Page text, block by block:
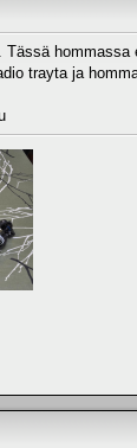
Tässä
trayta ja